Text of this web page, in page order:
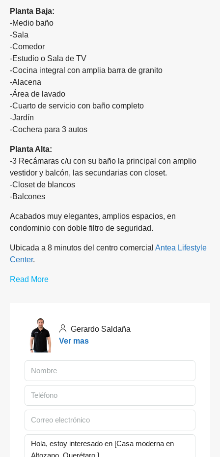
Planta Baja:
-Medio baño
-Sala
-Comedor
-Estudio o Sala de TV
-Cocina integral con amplia barra de granito
-Alacena
-Área de lavado
-Cuarto de servicio con baño completo
-Jardín
-Cochera para 3 autos
Planta Alta:
-3 Recámaras c/u con su baño la principal con amplio
vestidor y balcón, las secundarias con closet.
-Closet de blancos
-Balcones
Acabados muy elegantes, amplios espacios, en
condominio con doble filtro de seguridad.
Ubicada a 8 minutos del centro comercial Antea Lifestyle
Center.
Read More
Gerardo Saldaña
Ver mas